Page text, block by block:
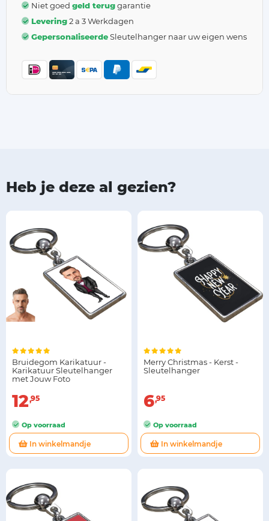
Niet goed geld teruggarantie
Levering2 a 3 Werkdagen
GepersonaliseerdeSleutelhanger naar uw eigen wens
Heb je deze al gezien?
Bruidegom Karikatuur -
Karikatuur Sleutelhanger
met Jouw Foto
12 95
Op voorraad
In winkelmandje
Merry Christmas - Kerst -
Sleutelhanger
6 95
Op voorraad
In winkelmandje